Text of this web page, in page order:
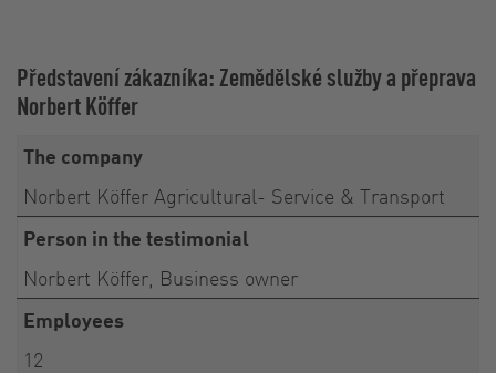
Představení zákazníka: Zemědělské služby a přeprava
Norbert Köffer
The company
Norbert Köffer Agricultural- Service & Transport
Person in the testimonial
Norbert Köffer, Business owner
Employees
12